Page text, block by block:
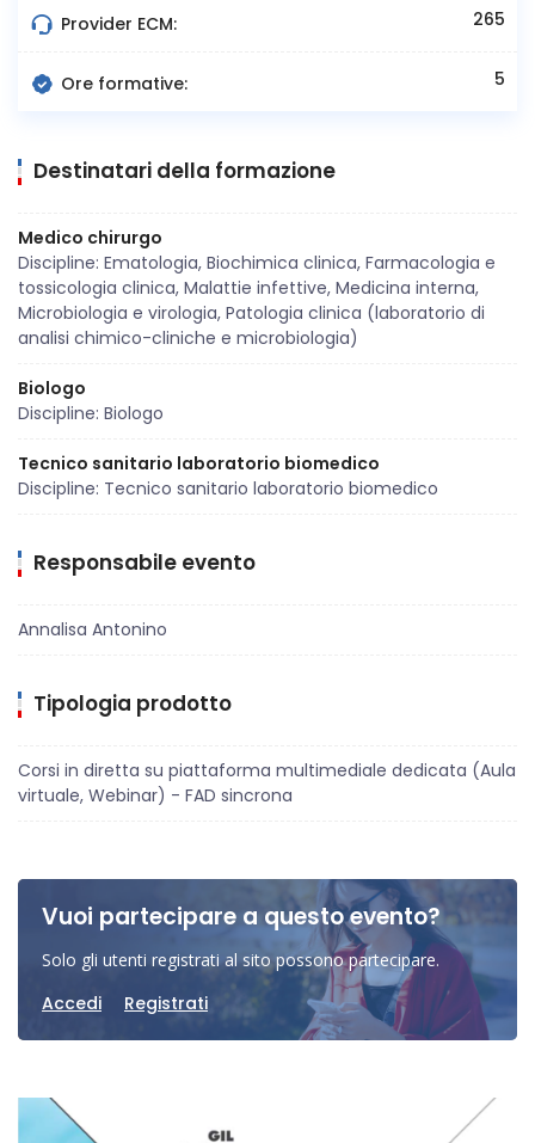
Provider ECM: 265
Ore formative: 5
Destinatari della formazione
Medico chirurgo
Discipline: Ematologia, Biochimica clinica, Farmacologia e
tossicologia clinica, Malattie infettive, Medicina interna,
Microbiologia e virologia, Patologia clinica (laboratorio di
analisi chimico-cliniche e microbiologia)
Biologo
Discipline: Biologo
Tecnico sanitario laboratorio biomedico
Discipline: Tecnico sanitario laboratorio biomedico
Responsabile evento
Annalisa Antonino
Tipologia prodotto
Corsi in diretta su piattaforma multimediale dedicata (Aula
virtuale, Webinar) - FAD sincrona
Vuoi partecipare a questo evento?
Solo gli utenti registrati al sito possono partecipare.
Accedi Registrati